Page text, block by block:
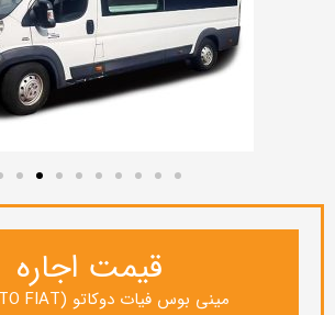
قیمت اجاره
مینی بوس فیات دوكاتو (DUCATO FIAT)